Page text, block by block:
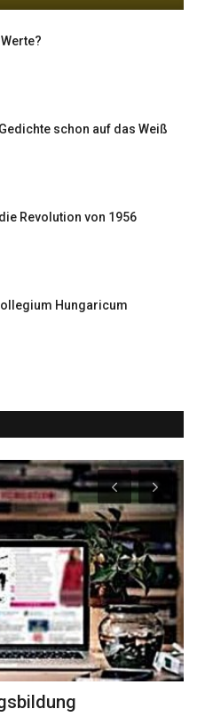
schon auf das Weiß
Revolution von 1956
Hungaricum